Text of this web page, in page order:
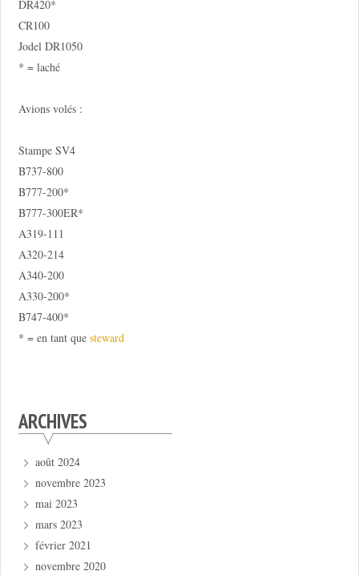
DR420*
CR100
Jodel DR1050
* = laché
Avions volés :
Stampe SV4
B737-800
B777-200*
B777-300ER*
A319-111
A320-214
A340-200
A330-200*
B747-400*
* = en tant que steward
ARCHIVES
août 2024
novembre 2023
mai 2023
mars 2023
février 2021
novembre 2020